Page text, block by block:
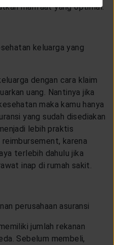
manfaat yang optimal.
keluarga yang
dengan cara klaim
uang. Nantinya jika
maka kamu hanya
yang sudah disediakan
lebih praktis
karena
terlebih dahulu jika
inap di rumah sakit.
perusahaan asuransi
jumlah rekanan
Sebelum membeli,